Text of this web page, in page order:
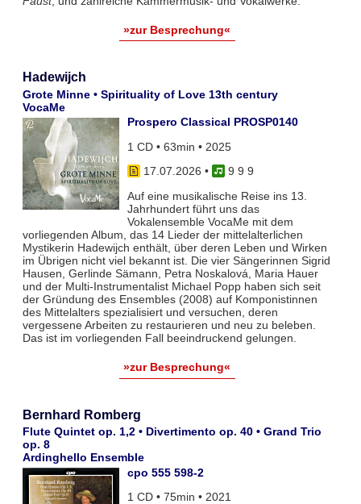
»zur Besprechung«
Hadewijch
Grote Minne • Spirituality of Love 13th century
VocaMe
Prospero Classical PROSP0140
1 CD • 63min • 2025
17.07.2026 •
9 9 9
Auf eine musikalische Reise ins 13.
Jahrhundert führt uns das
Vokalensemble VocaMe mit dem
vorliegenden Album, das 14 Lieder der mittelalterlichen
Mystikerin Hadewijch enthält, über deren Leben und Wirken
im Übrigen nicht viel bekannt ist. Die vier Sängerinnen Sigrid
Hausen, Gerlinde Sämann, Petra Noskalová, Maria Hauer
und der Multi-Instrumentalist Michael Popp haben sich seit
der Gründung des Ensembles (2008) auf Komponistinnen
des Mittelalters spezialisiert und versuchen, deren
vergessene Arbeiten zu restaurieren und neu zu beleben.
Das ist im vorliegenden Fall beeindruckend gelungen.
»zur Besprechung«
Bernhard Romberg
Flute Quintet op. 1,2 • Divertimento op. 40 • Grand Trio
op. 8
Ardinghello Ensemble
cpo 555 598-2
1 CD • 75min • 2021